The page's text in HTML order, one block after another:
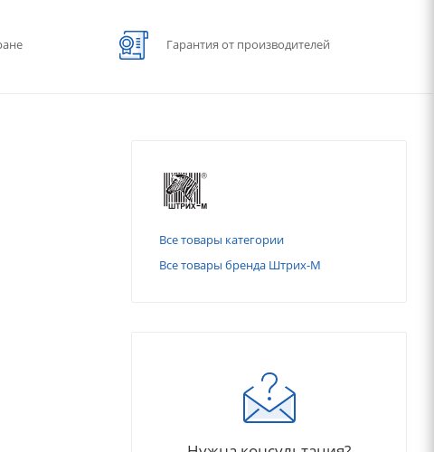
Гарантия от производителей
Все товары категории
Все товары бренда Штрих-М